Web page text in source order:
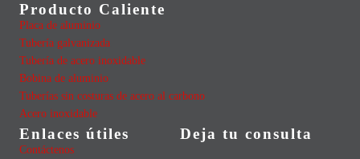
Producto Caliente
Placa de aluminio
Tubería galvanizada
Tubería de acero inoxidable
Bobina de aluminio
Tuberías sin costuras de acero al carbono
Acero inoxidable
Enlaces útiles
Contáctenos
Deja tu consulta